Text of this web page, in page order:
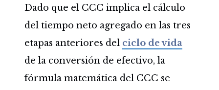
Dado que el CCC implica el cálculo
del tiempo neto agregado en las tres
etapas anteriores del ciclo de vida
de la conversión de efectivo, la
fórmula matemática del CCC se